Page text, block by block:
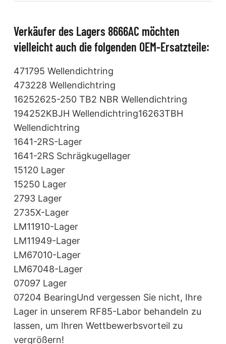
Verkäufer des Lagers 8666AC möchten
vielleicht auch die folgenden OEM-Ersatzteile:
471795 Wellendichtring
473228 Wellendichtring
16252625-250 TB2 NBR Wellendichtring
194252KBJH Wellendichtring16263TBH
Wellendichtring
1641-2RS-Lager
1641-2RS Schrägkugellager
15120 Lager
15250 Lager
2793 Lager
2735X-Lager
LM11910-Lager
LM11949-Lager
LM67010-Lager
LM67048-Lager
07097 Lager
07204 BearingUnd vergessen Sie nicht, Ihre
Lager in unserem RF85-Labor behandeln zu
lassen, um Ihren Wettbewerbsvorteil zu
vergrößern!